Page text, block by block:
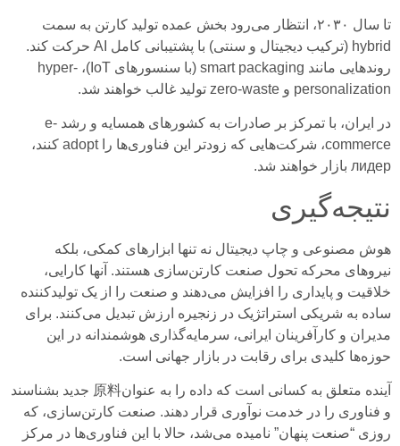
تا سال ۲۰۳۰، انتظار می‌رود بخش عمده تولید کارتن به سمت
hybrid (ترکیب دیجیتال و سنتی) با پشتیبانی کامل AI حرکت کند.
روندهایی مانند smart packaging (با سنسورهای IoT)، hyper-
personalization و zero-waste تولید غالب خواهند شد.
در ایران، با تمرکز بر صادرات به کشورهای همسایه و رشد e-
commerce، شرکت‌هایی که زودتر این فناوری‌ها را adopt کنند،
лидер بازار خواهند شد.
نتیجه‌گیری
هوش مصنوعی و چاپ دیجیتال نه تنها ابزارهای کمکی، بلکه
نیروهای محرکه تحول صنعت کارتن‌سازی هستند. آنها کارایی،
خلاقیت و پایداری را افزایش می‌دهند و صنعت را از یک تولیدکننده
ساده به شریکی استراتژیک در زنجیره ارزش تبدیل می‌کنند. برای
مدیران و کارآفرینان ایرانی، سرمایه‌گذاری هوشمندانه در این
حوزه‌ها کلیدی برای رقابت در بازار جهانی است.
آینده متعلق به کسانی است که داده را به عنوان原料 جدید بشناسند
و فناوری را در خدمت نوآوری قرار دهند. صنعت کارتن‌سازی، که
روزی “صنعت پنهان” نامیده می‌شد، حالا با این فناوری‌ها در مرکز